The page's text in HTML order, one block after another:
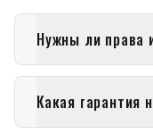
Нужны ли права
Какая гарантия